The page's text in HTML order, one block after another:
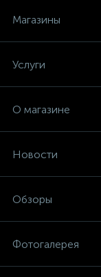
Магазины
Услуги
О магазине
Новости
Обзоры
Фотогалерея